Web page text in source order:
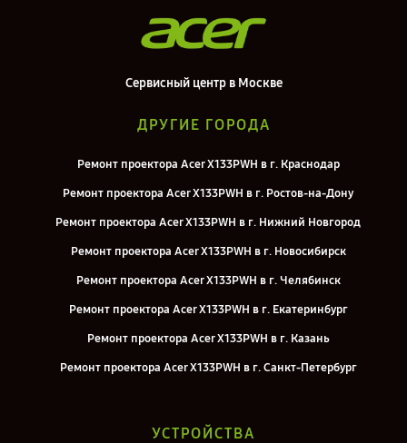
Сервисный центр в Москве
ДРУГИЕ ГОРОДА
Ремонт проектора Acer X133PWH в г. Краснодар
Ремонт проектора Acer X133PWH в г. Ростов-на-Дону
Ремонт проектора Acer X133PWH в г. Нижний Новгород
Ремонт проектора Acer X133PWH в г. Новосибирск
Ремонт проектора Acer X133PWH в г. Челябинск
Ремонт проектора Acer X133PWH в г. Екатеринбург
Ремонт проектора Acer X133PWH в г. Казань
Ремонт проектора Acer X133PWH в г. Санкт-Петербург
УСТРОЙСТВА